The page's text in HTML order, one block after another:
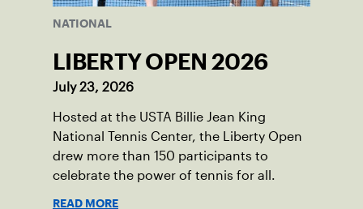
NATIONAL
LIBERTY OPEN 2026
July 23, 2026
Hosted at the USTA Billie Jean King
National Tennis Center, the Liberty Open
drew more than 150 participants to
celebrate the power of tennis for all.
READ MORE